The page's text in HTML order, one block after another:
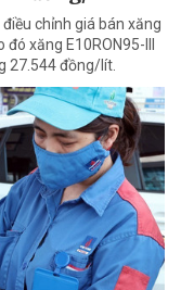
chỉnh giá bán xăng
xăng E10RON95-III
27.544 đồng/lít.